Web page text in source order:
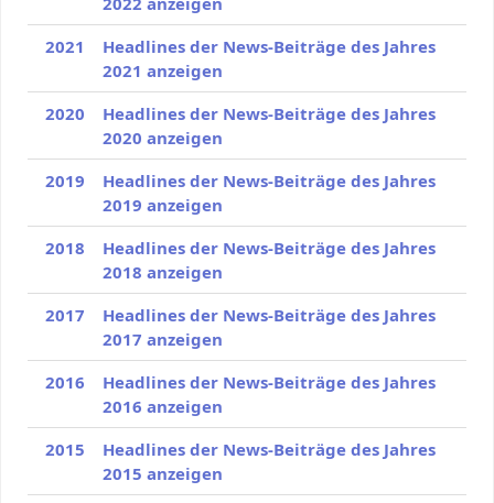
2021
Headlines der News-Beiträge des Jahres
2021 anzeigen
2020
Headlines der News-Beiträge des Jahres
2020 anzeigen
2019
Headlines der News-Beiträge des Jahres
2019 anzeigen
2018
Headlines der News-Beiträge des Jahres
2018 anzeigen
2017
Headlines der News-Beiträge des Jahres
2017 anzeigen
2016
Headlines der News-Beiträge des Jahres
2016 anzeigen
2015
Headlines der News-Beiträge des Jahres
2015 anzeigen